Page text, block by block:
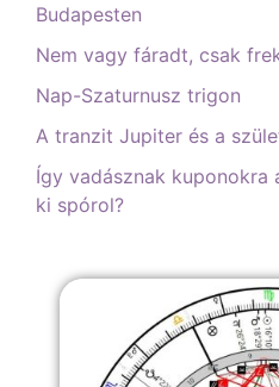
Budapesten
Nem vagy fáradt, csak
Nap-Szaturnusz trigon
A tranzit Jupiter és a
Így vadásznak kuponokra
ki spórol?